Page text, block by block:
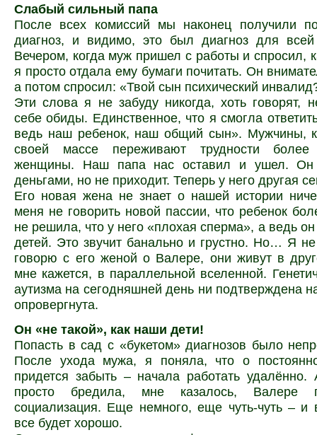
Слабый сильный папа
После всех комиссий мы наконец получили
диагноз, и видимо, это был диагноз для
Вечером, когда муж пришел с работы и спросил,
я просто отдала ему бумаги почитать. Он
а потом спросил: «Твой сын психический
Эти слова я не забуду никогда, хоть говорят,
себе обиды. Единственное, что я смогла
ведь наш ребенок, наш общий сын». Мужчины,
своей массе переживают трудности
женщины. Наш папа нас оставил и ушел. Он
деньгами, но не приходит. Теперь у него другая
Его новая жена не знает о нашей истории
меня не говорить новой пассии, что ребенок
не решила, что у него «плохая сперма», а ведь он
детей. Это звучит банально и грустно. Но… Я
говорю с его женой о Валере, они живут в
мне кажется, в параллельной вселенной.
аутизма на сегодняшней день ни подтверждена
опровергнута.
Он «не такой», как наши дети!
Попасть в сад с «букетом» диагнозов было
После ухода мужа, я поняла, что о
придется забыть – начала работать
просто бредила, мне казалось, Валере
социализация. Еще немного, еще чуть-чуть – и
все будет хорошо.